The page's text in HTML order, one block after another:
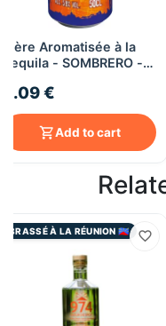
Bière Aromatisée à la
Tequila - SOMBRERO -
2.09 €
Add to cart
BRASSÉ À LA RÉUNION 🇷🇪